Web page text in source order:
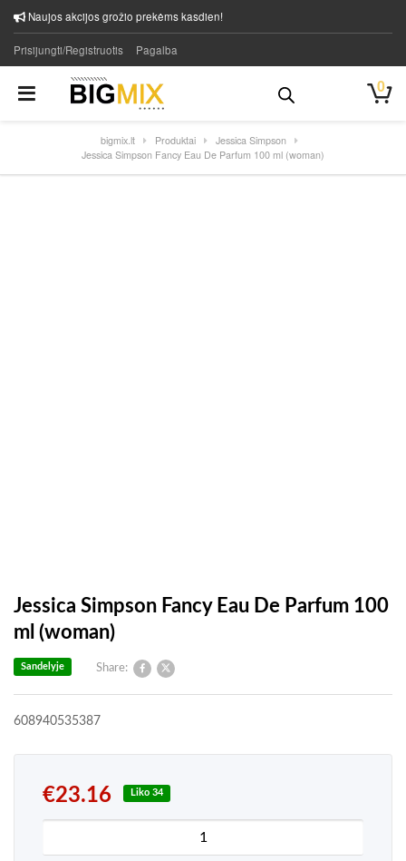
Naujos akcijos grožio prekėms kasdien!
Prisijungti/Registruotis Pagalba
0
bigmix.lt Produktai
Jessica Simpson
Jessica Simpson Fancy Eau De Parfum 100 ml (woman)
Jessica Simpson Fancy Eau De Parfum 100
ml (woman)
Share:
Sandelyje
608940535387
€23.16 Liko 34
produkto kiekis: Jessica Simpson Fancy Eau De